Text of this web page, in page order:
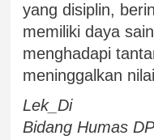
yang disiplin,
memiliki daya
menghadapi
meninggalkan
Lek_Di
Bidang Humas